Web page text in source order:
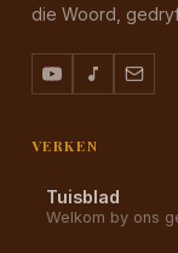
die Woord,
VERKEN
Tuisblad
Welkom by ons